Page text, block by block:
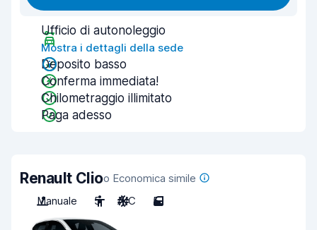
Ufficio di autonoleggio
Mostra i dettagli della sede
Deposito basso
Conferma immediata!
Chilometraggio illimitato
Paga adesso
Renault Clioo Economica simile
Manuale
5 A/C 5